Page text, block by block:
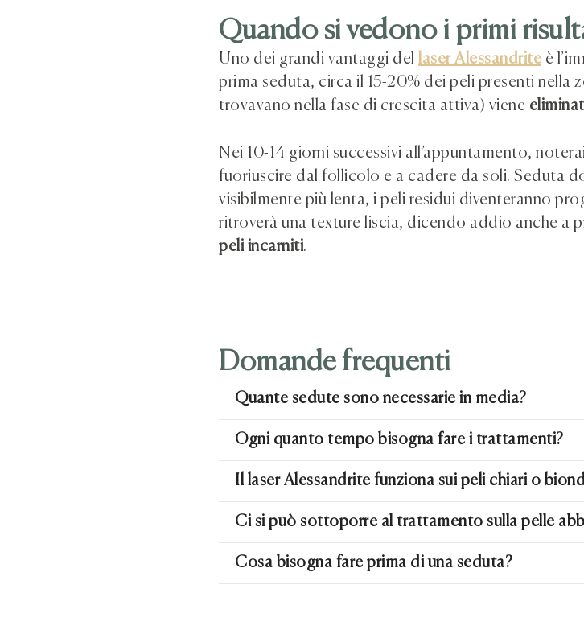
Quando si vedono i primi
Uno dei grandi vantaggi del laser Alessandrite è
prima seduta, circa il 15-20% dei peli presenti nella
trovavano nella fase di crescita attiva) viene
Nei 10-14 giorni successivi all’appuntamento,
fuoriuscire dal follicolo e a cadere da soli. Seduta
visibilmente più lenta, i peli residui diventeranno
ritroverà una texture liscia, dicendo addio anche a
peli incarniti.
Domande frequenti
Quante sedute sono necessarie in media?
Ogni quanto tempo bisogna fare i trattamenti?
Il laser Alessandrite funziona sui peli chiari o
Ci si può sottoporre al trattamento sulla pelle
Cosa bisogna fare prima di una seduta?